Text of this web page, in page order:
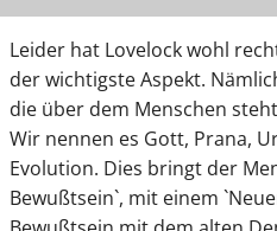
Leider hat Lovelock wohl
der wichtigste Aspekt.
die über dem Menschen
Wir nennen es Gott, Prana,
Evolution. Dies bringt der
Bewußtsein`, mit einem